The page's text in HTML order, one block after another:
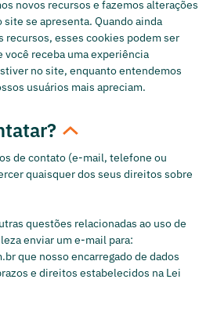
novos recursos e fazemos alterações
se apresenta. Quando ainda
recursos, esses cookies podem ser
você receba uma experiência
no site, enquanto entendemos
usuários mais apreciam.
de contato (e-mail, telefone ou
quaisquer dos seus direitos sobre
questões relacionadas ao uso de
enviar um e-mail para:
que nosso encarregado de dados
e direitos estabelecidos na Lei